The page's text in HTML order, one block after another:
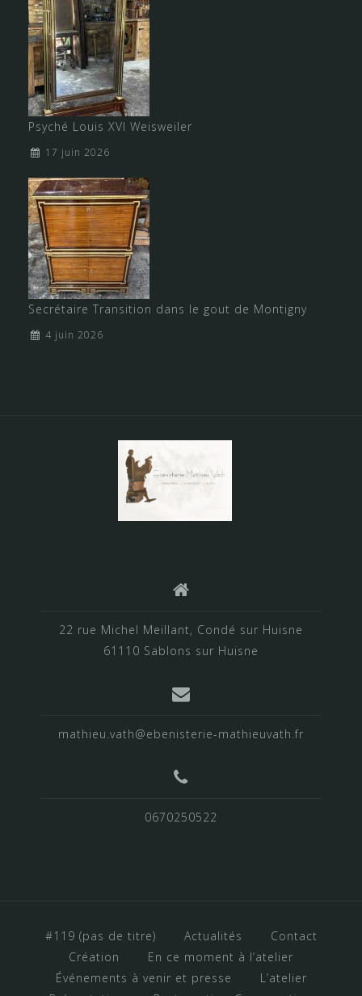
Psyché Louis XVI Weisweiler
17 juin 2026
Secrétaire Transition dans le gout de Montigny
4 juin 2026
22 rue Michel Meillant, Condé sur Huisne
61110 Sablons sur Huisne
mathieu.vath@ebenisterie-mathieuvath.fr
0670250522
#119 (pas de titre) Actualités
Contact
Création
En ce moment à l’atelier
Événements à venir et presse
L’atelier